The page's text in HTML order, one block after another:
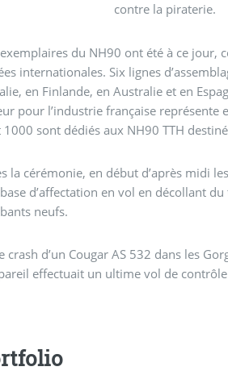
contre la piraterie.
du NH90 ont été à ce jour,
internationales. Six lignes
en Finlande, en Australie et en
pour l’industrie française
sont dédiés aux NH90 TTH
la cérémonie, en début d’après midi
d’affectation en vol en décollant
neufs.
crash d’un Cougar AS 532 dans les
effectuait un ultime vol de